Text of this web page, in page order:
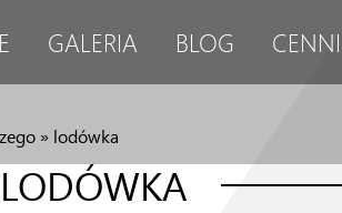
GALERIA BLOG
» lodówka
LODÓWKA